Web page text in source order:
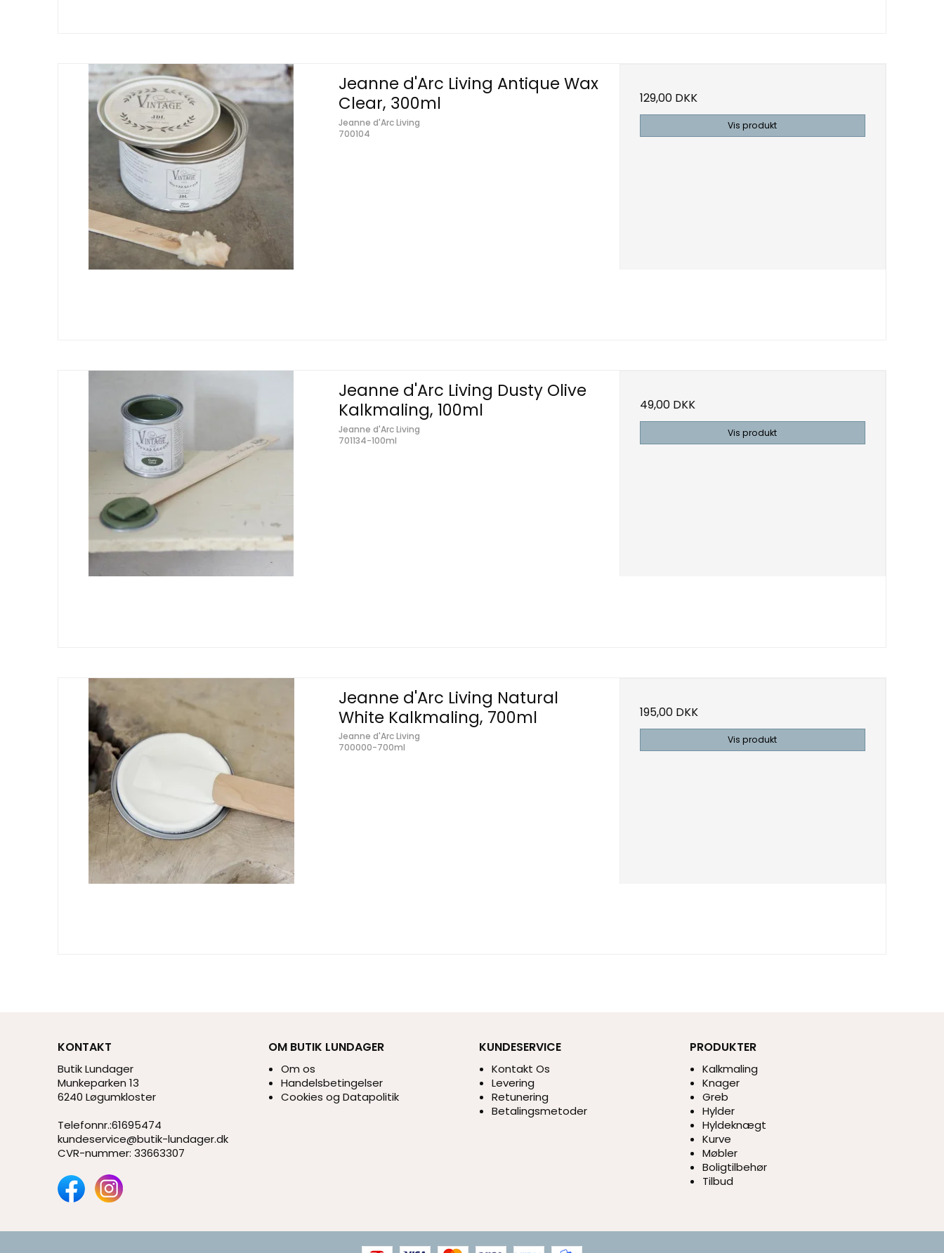
Jeanne d'Arc Living Antique Wax
Clear, 300ml
Jeanne d'Arc Living
700104
129,00 DKK
Vis produkt
Jeanne d'Arc Living Dusty Olive
Kalkmaling, 100ml
Jeanne d'Arc Living
701134-100ml
49,00 DKK
Vis produkt
Jeanne d'Arc Living Natural
White Kalkmaling, 700ml
Jeanne d'Arc Living
700000-700ml
195,00 DKK
Vis produkt
KONTAKT
Butik Lundager
Munkeparken 13
6240 Løgumkloster
Telefonnr.:61695474
kundeservice@butik-lundager.dk
CVR-nummer: 33663307
OM BUTIK LUNDAGER
Om os
Handelsbetingelser
Cookies og Datapolitik
KUNDESERVICE
Kontakt Os
Levering
Retunering
Betalingsmetoder
PRODUKTER
Kalkmaling
Knager
Greb
Hylder
Hyldeknægt
Kurve
Møbler
Boligtilbehør
Tilbud